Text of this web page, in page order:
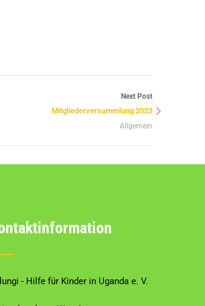
Next Post
Mitgliederversammlung 2023
Allgemein
- Hilfe für Kinder in Uganda e. V.